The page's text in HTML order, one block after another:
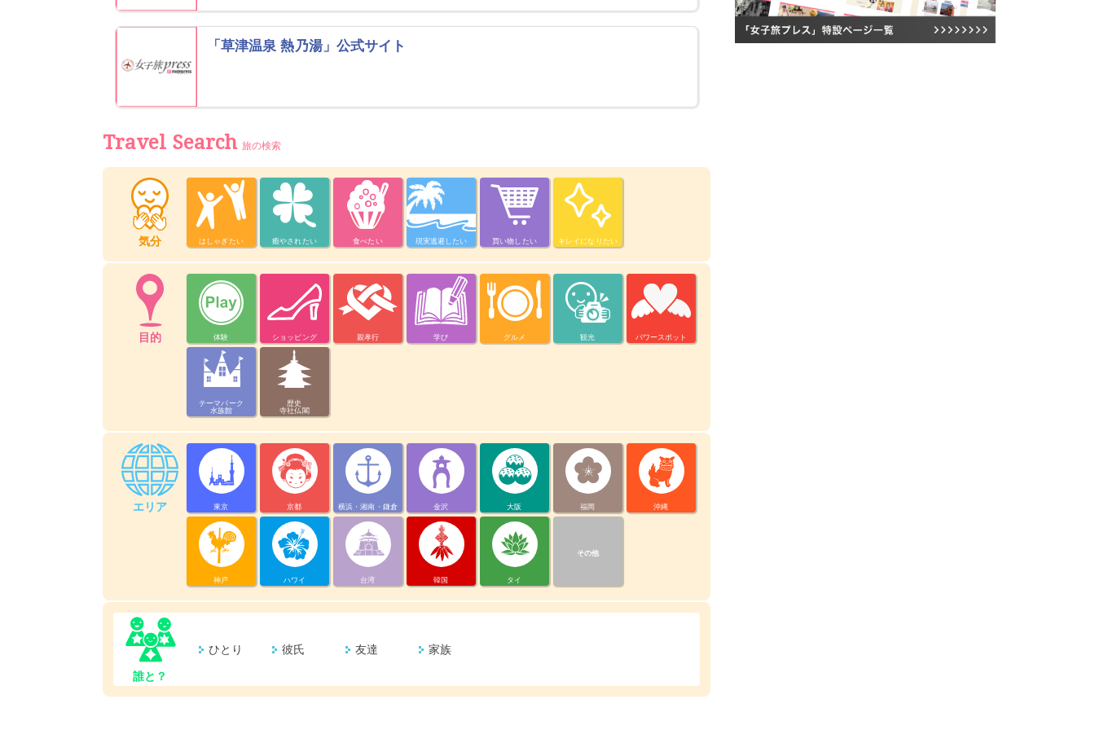
「草津温泉 熱乃湯」公式サイト
Travel Search 旅の検索
気分 はしゃぎたい 癒やされたい 食べたい 現実逃避したい 買い物したい キレイになりたい
目的 体験 ショッピング 親孝行 学び グルメ 観光 パワースポット
テーマパーク
水族館
歴史
寺社仏閣
エリア 東京 京都 横浜・湘南・鎌倉 金沢 大阪 福岡 沖縄
神戸 ハワイ 台湾 韓国 タイ
その他
誰と？
ひとり 彼氏 友達 家族